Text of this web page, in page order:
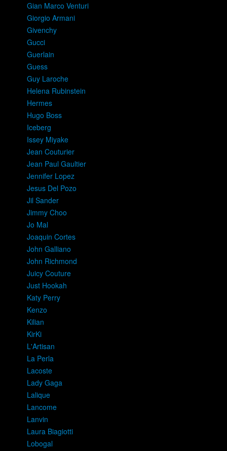
Gian Marco Venturi
Giorgio Armani
Givenchy
Gucci
Guerlain
Guess
Guy Laroche
Helena Rubinstein
Hermes
Hugo Boss
Iceberg
Issey Miyake
Jean Couturier
Jean Paul Gaultier
Jennifer Lopez
Jesus Del Pozo
Jil Sander
Jimmy Choo
Jo Mal
Joaquin Cortes
John Galliano
John Richmond
Juicy Couture
Just Hookah
Katy Perry
Kenzo
Kilian
KirKi
L'Artisan
La Perla
Lacoste
Lady Gaga
Lalique
Lancome
Lanvin
Laura Biagiotti
Lobogal